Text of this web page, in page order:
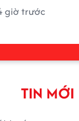
giờ trước
TIN MỚI